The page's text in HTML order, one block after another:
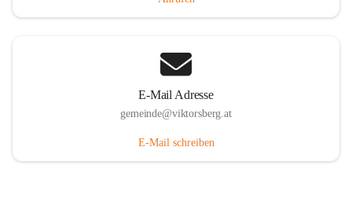
E-Mail Adresse
gemeinde@viktorsberg.at
E-Mail schreiben